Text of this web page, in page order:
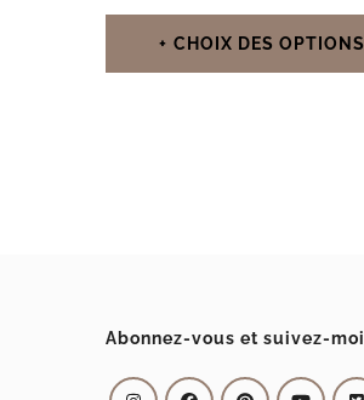
CHOIX DES OPTIONS
options
peuvent
Abonnez-vous et suivez-moi